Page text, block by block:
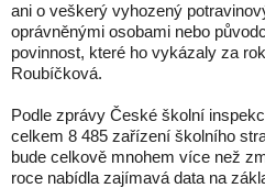
ani o veškerý vyhozený
oprávněnými osobami nebo
povinnost, které ho vykázaly za
Roubíčková.
Podle zprávy České školní
celkem 8 485 zařízení školního
bude celkově mnohem více než
roce nabídla zajímavá data na